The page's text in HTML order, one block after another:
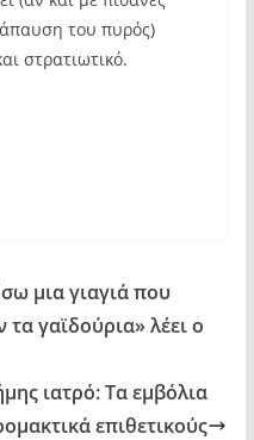
του πυρός)
στρατιωτικό.
μια γιαγιά που
γαϊδούρια» λέει ο
ιατρό: Τα εμβόλια
επιθετικούς